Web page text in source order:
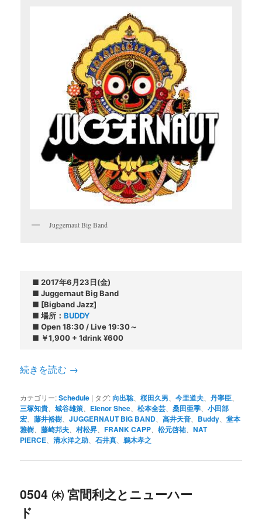
Juggernaut Big Band
■ 2017年6月23日(金)
■ Juggernaut Big Band
■ [Bigband Jazz]
■ 場所：BUDDY
■ Open 18:30 / Live 19:30～
■ ￥1,900 + 1drink ¥600
続きを読む →
カテゴリー:Schedule | タグ:向出聡 、桜田久男 、今里道夫 、丹寧臣
三塚知貴 、城谷雄策 Elenor Shee 、松本全芸 、桑田亜季 、小田部
宏 、藤井裕樹 、JUGGERNAUT BIG BAND 、高井天音 Buddy 、堂本
雅樹 、藤崎邦夫 、村松昇 、FRANK CAPP 、松元啓祐 、NAT
PIERCE 、清水洋之助 、石井真 鵜木孝之
0504 ㈭ 宮間利之とニューハー
ド